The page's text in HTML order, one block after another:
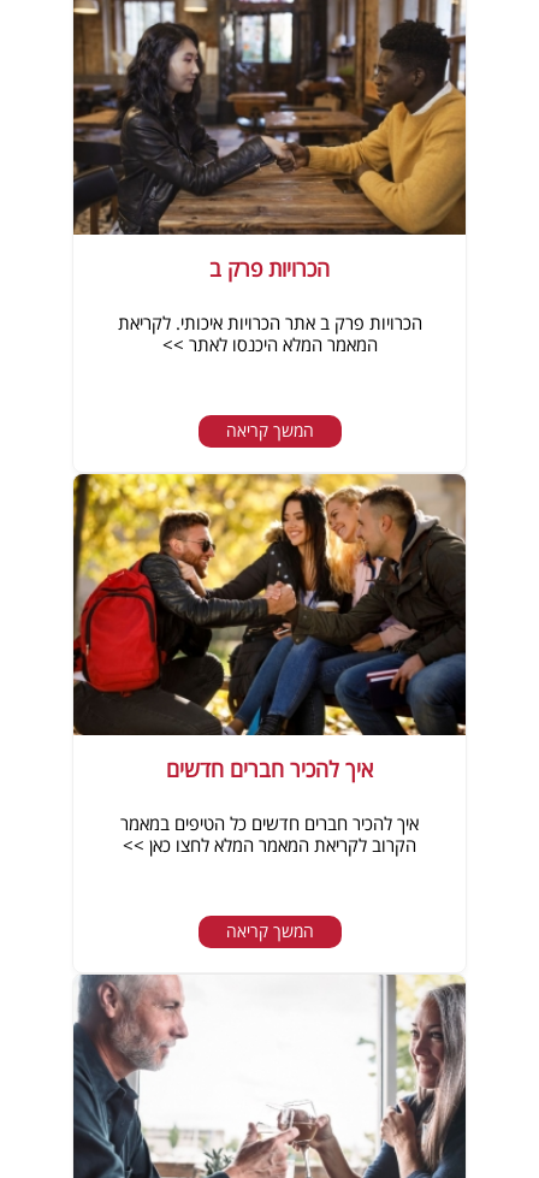
הכרויות פרק ב
הכרויות פרק ב אתר הכרויות איכותי. לקריאת
המאמר המלא היכנסו לאתר >>
המשך קריאה
איך להכיר חברים חדשים
איך להכיר חברים חדשים כל הטיפים במאמר
הקרוב לקריאת המאמר המלא לחצו כאן >>
המשך קריאה